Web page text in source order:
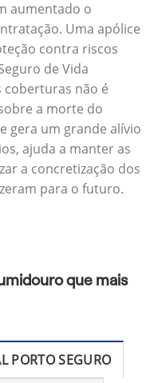
aumentado o
Uma apólice
contra riscos
de Vida
coberturas não é
a morte do
gera um grande alívio
ajuda a manter as
a concretização dos
para o futuro.
que mais
PORTO SEGURO